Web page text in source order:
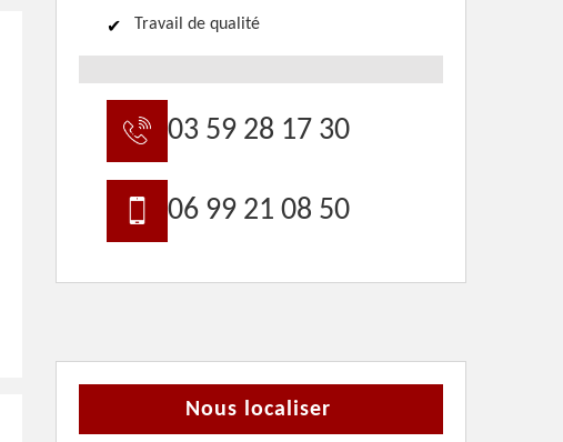
Travail de qualité
03 59 28 17 30
06 99 21 08 50
Nous localiser